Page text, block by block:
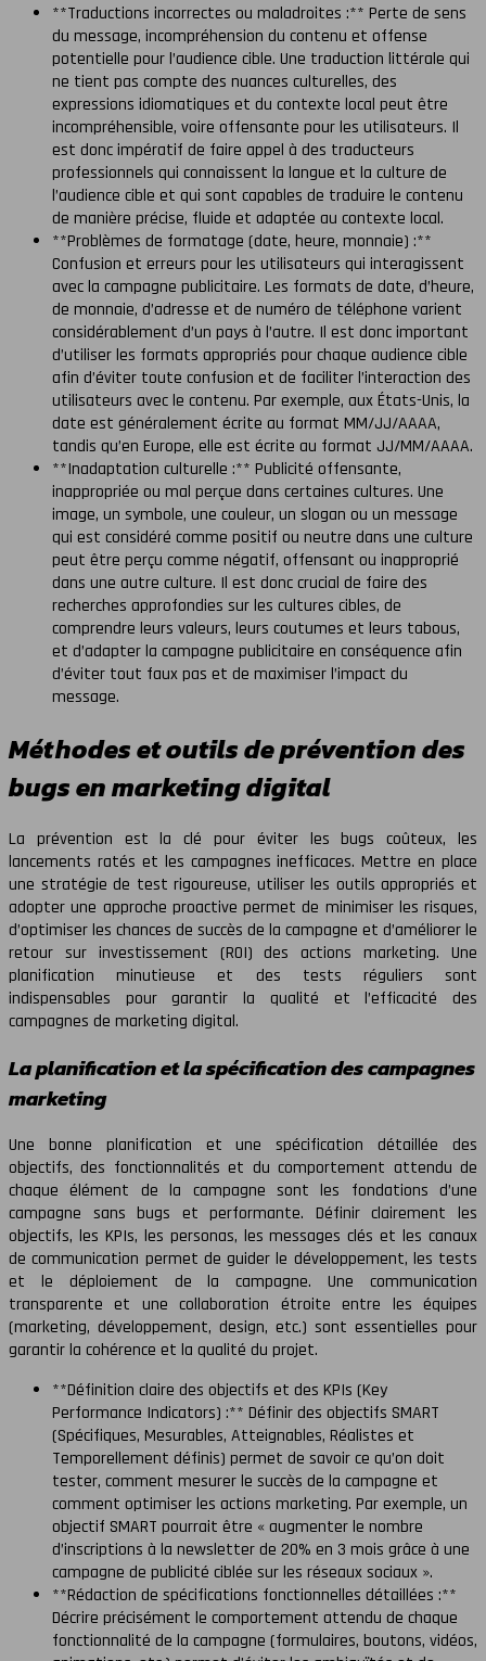
**Traductions incorrectes ou maladroites :** Perte de sens
du message, incompréhension du contenu et offense
potentielle pour l’audience cible. Une traduction littérale qui
ne tient pas compte des nuances culturelles, des
expressions idiomatiques et du contexte local peut être
incompréhensible, voire offensante pour les utilisateurs. Il
est donc impératif de faire appel à des traducteurs
professionnels qui connaissent la langue et la culture de
l’audience cible et qui sont capables de traduire le contenu
de manière précise, fluide et adaptée au contexte local.
**Problèmes de formatage (date, heure, monnaie) :**
Confusion et erreurs pour les utilisateurs qui interagissent
avec la campagne publicitaire. Les formats de date, d’heure,
de monnaie, d’adresse et de numéro de téléphone varient
considérablement d’un pays à l’autre. Il est donc important
d’utiliser les formats appropriés pour chaque audience cible
afin d’éviter toute confusion et de faciliter l’interaction des
utilisateurs avec le contenu. Par exemple, aux États-Unis, la
date est généralement écrite au format MM/JJ/AAAA,
tandis qu’en Europe, elle est écrite au format JJ/MM/AAAA.
**Inadaptation culturelle :** Publicité offensante,
inappropriée ou mal perçue dans certaines cultures. Une
image, un symbole, une couleur, un slogan ou un message
qui est considéré comme positif ou neutre dans une culture
peut être perçu comme négatif, offensant ou inapproprié
dans une autre culture. Il est donc crucial de faire des
recherches approfondies sur les cultures cibles, de
comprendre leurs valeurs, leurs coutumes et leurs tabous,
et d’adapter la campagne publicitaire en conséquence afin
d’éviter tout faux pas et de maximiser l’impact du
message.
Méthodes et outils de prévention des
bugs en marketing digital
La prévention est la clé pour éviter les bugs coûteux, les
lancements ratés et les campagnes inefficaces. Mettre en place
une stratégie de test rigoureuse, utiliser les outils appropriés et
adopter une approche proactive permet de minimiser les risques,
d’optimiser les chances de succès de la campagne et d’améliorer le
retour sur investissement (ROI) des actions marketing. Une
planification minutieuse et des tests réguliers sont
indispensables pour garantir la qualité et l’efficacité des
campagnes de marketing digital.
La planification et la spécification des campagnes
marketing
Une bonne planification et une spécification détaillée des
objectifs, des fonctionnalités et du comportement attendu de
chaque élément de la campagne sont les fondations d’une
campagne sans bugs et performante. Définir clairement les
objectifs, les KPIs, les personas, les messages clés et les canaux
de communication permet de guider le développement, les tests
et le déploiement de la campagne. Une communication
transparente et une collaboration étroite entre les équipes
(marketing, développement, design, etc.) sont essentielles pour
garantir la cohérence et la qualité du projet.
**Définition claire des objectifs et des KPIs (Key
Performance Indicators) :** Définir des objectifs SMART
(Spécifiques, Mesurables, Atteignables, Réalistes et
Temporellement définis) permet de savoir ce qu’on doit
tester, comment mesurer le succès de la campagne et
comment optimiser les actions marketing. Par exemple, un
objectif SMART pourrait être « augmenter le nombre
d’inscriptions à la newsletter de 20% en 3 mois grâce à une
campagne de publicité ciblée sur les réseaux sociaux ».
**Rédaction de spécifications fonctionnelles détaillées :**
Décrire précisément le comportement attendu de chaque
fonctionnalité de la campagne (formulaires, boutons, vidéos,